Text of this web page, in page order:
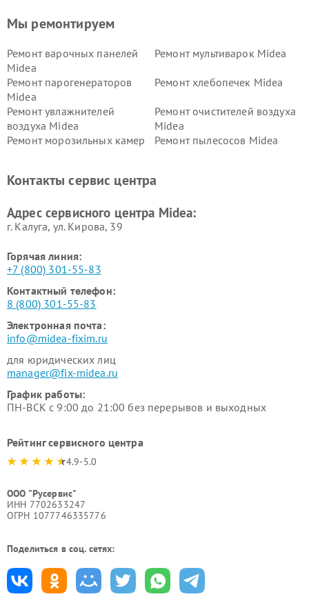
Мы ремонтируем
Ремонт варочных панелей
Midea
Ремонт мультиварок Midea
Ремонт парогенераторов
Midea
Ремонт хлебопечек Midea
Ремонт увлажнителей
воздуха Midea
Ремонт очистителей воздуха
Midea
Ремонт морозильных камер
Ремонт пылесосов Midea
пылесосов Midea
Midea
Контакты сервис центра
Адрес сервисного центра Midea:
г. Калуга, ул. Кирова, 39
Горячая линия:
+7 (800) 301-55-83
Контактный телефон:
8 (800) 301-55-83
Электронная почта:
info@midea-fixim.ru
для юридических лиц
manager@fix-midea.ru
График работы:
ПН-ВСК с 9:00 до 21:00 без перерывов и выходных
Рейтинг сервисного центра
4.9-5.0
ООО "Русервис"
ИНН 7702633247
ОГРН 1077746335776
Поделиться в соц. сетях: